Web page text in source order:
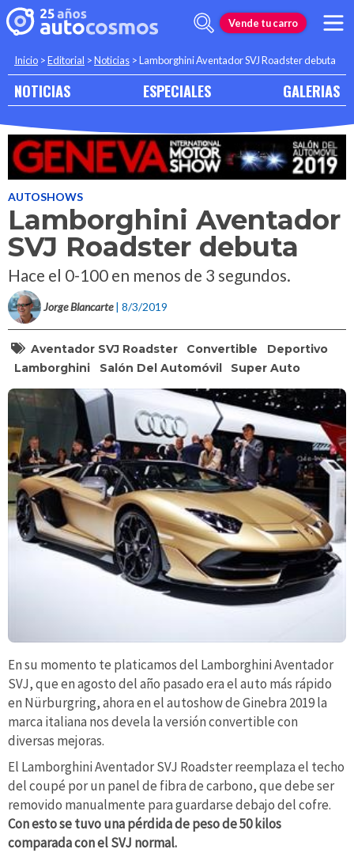
Vende tu carro
Inicio >Editorial >Noticias >Lamborghini Aventador SVJ Roadster debuta
NOTICIAS ESPECIALES GALERIAS
AUTOSHOWS
Lamborghini Aventador
SVJ Roadster debuta
Hace el 0-100 en menos de 3 segundos.
Jorge Blancarte | 8/3/2019
Aventador SVJ Roadster Convertible
Deportivo
Lamborghini
Salón Del Automóvil Super Auto
En su momento te platicamos del Lamborghini Aventador
SVJ, que en agosto del año pasado era el auto más rápido
en Nürburgring, ahora en el autoshow de Ginebra 2019 la
marca italiana nos devela la versión convertible con
diversas mejoras.
El Lamborghini Aventador SVJ Roadster reemplaza el techo
del coupé por un panel de fibra de carbono, que debe ser
removido manualmente para guardarse debajo del cofre.
Con esto se tuvo una pérdida de peso de 50 kilos
comparada con el SVJ normal.